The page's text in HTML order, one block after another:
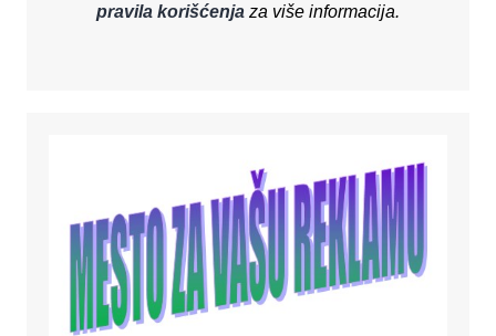
pravila korišćenjaza više informacija.